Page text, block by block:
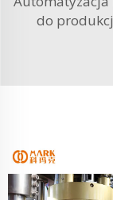
do